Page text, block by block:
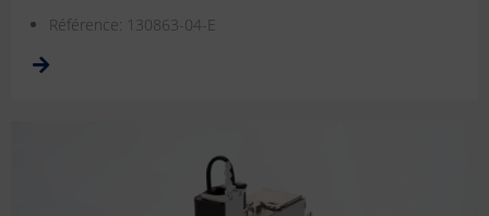
Référence: 130863-04-E